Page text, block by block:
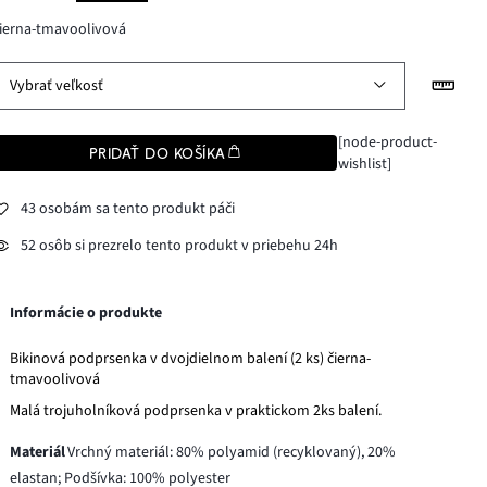
tmavoolivová
Vybrať veľkosť
PRIDAŤ DO KOŠÍKA
[node-product-
wishlist]
43 osobám sa tento produkt páči
52 osôb si prezrelo tento produkt v priebehu 24h
Informácie o produkte
Bikinová podprsenka v dvojdielnom balení (2 ks) čierna-
tmavoolivová
Malá trojuholníková podprsenka v praktickom 2ks balení.
MateriálVrchný materiál: 80% polyamid (recyklovaný), 20%
elastan; Podšívka: 100% polyester